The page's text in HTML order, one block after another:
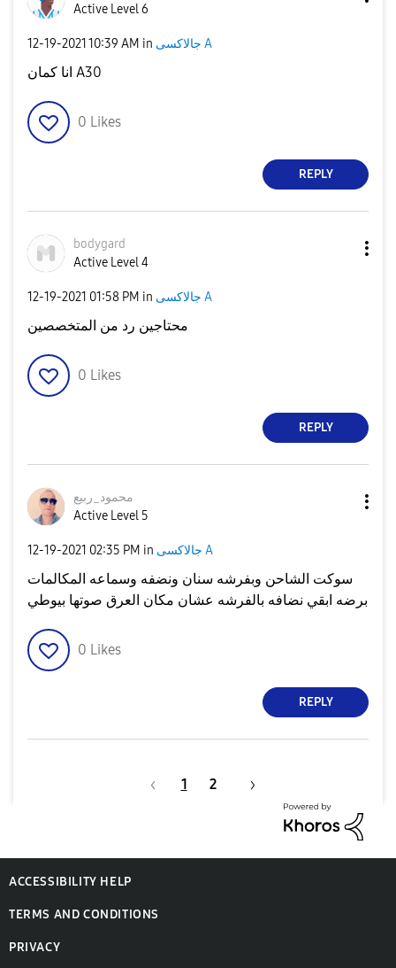
Active Level 6
‎12-19-2021 10:39 AM in جالاكسى A
انا كمان A30
0 Likes
REPLY
bodygard
Active Level 4
‎12-19-2021 01:58 PM in جالاكسى A
محتاجين رد من المتخصصين
0 Likes
REPLY
محمود_ربيع
Active Level 5
‎12-19-2021 02:35 PM in جالاكسى A
سوكت الشاحن وبفرشه سنان ونضفه وسماعه المكالمات
برضه ابقي نضافه بالفرشه عشان مكان العرق صوتها بيوطي
0 Likes
REPLY
1 2
ACCESSIBILITY HELP
TERMS AND CONDITIONS
PRIVACY